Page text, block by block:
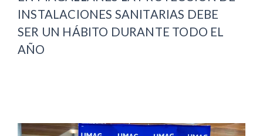
INSTALACIONES SANITARIAS DEBE
SER UN HÁBITO DURANTE TODO EL
AÑO